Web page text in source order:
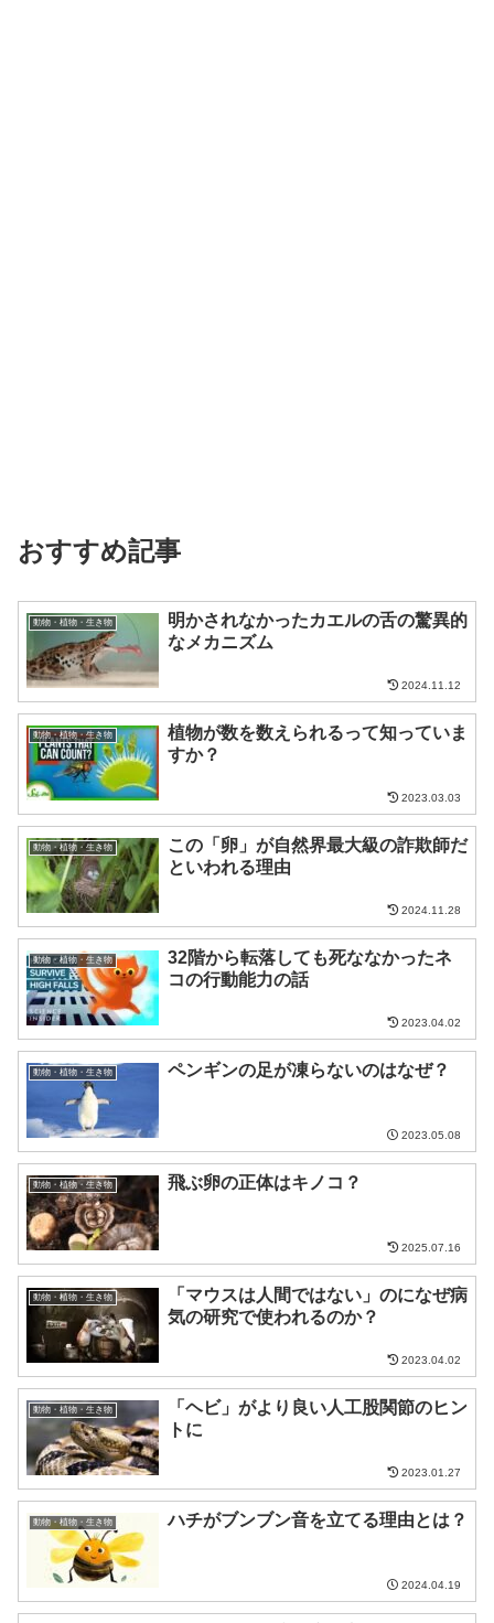
おすすめ記事
動物・植物・生き物
明かされなかったカエルの舌の驚異的
なメカニズム
2024.11.12
動物・植物・生き物
植物が数を数えられるって知っていま
すか？
2023.03.03
動物・植物・生き物
この「卵」が自然界最大級の詐欺師だ
といわれる理由
2024.11.28
動物・植物・生き物
32階から転落しても死ななかったネ
コの行動能力の話
2023.04.02
動物・植物・生き物 ペンギンの足が凍らないのはなぜ？
2023.05.08
動物・植物・生き物 飛ぶ卵の正体はキノコ？
2025.07.16
動物・植物・生き物
「マウスは人間ではない」のになぜ病
気の研究で使われるのか？
2023.04.02
動物・植物・生き物
「ヘビ」がより良い人工股関節のヒン
トに
2023.01.27
動物・植物・生き物 ハチがブンブン音を立てる理由とは？
2024.04.19